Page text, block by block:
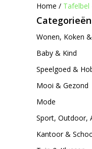
Home / Tafelbel
Categorieën
Wonen, Koken
Baby & Kind
Speelgoed &
Mooi & Gezond
Mode
Sport, Outdoor,
Kantoor &